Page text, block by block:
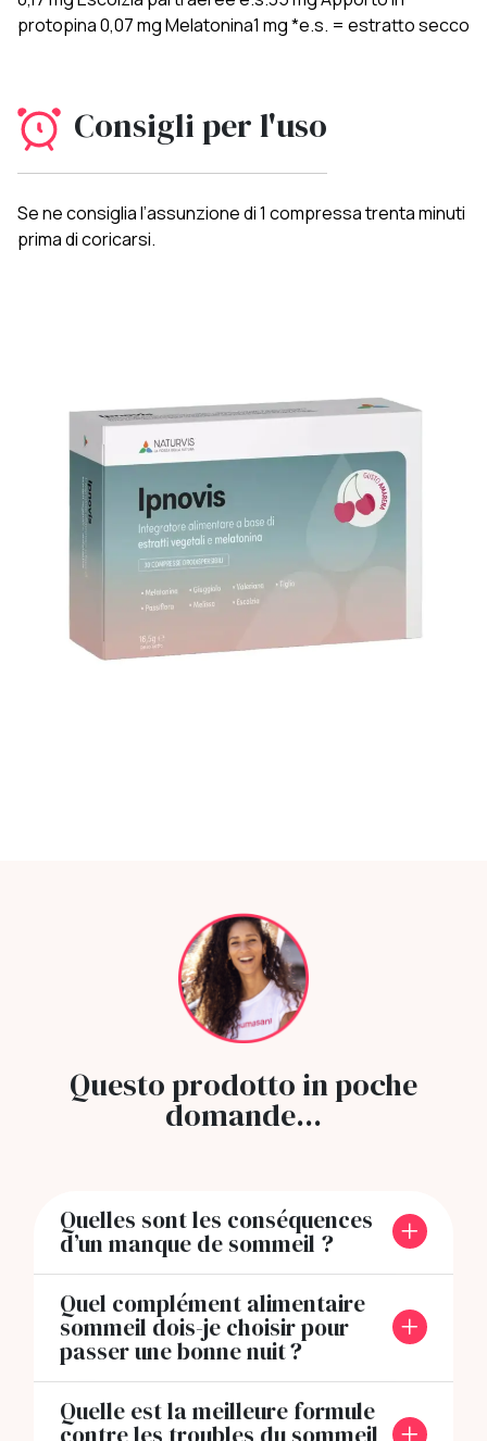
protopina 0,07 mg Melatonina1 mg *e.s. = estratto secco
Consigli per l'uso
Se ne consiglia l’assunzione di 1 compressa trenta minuti
prima di coricarsi.
Questo prodotto in poche
domande...
Quelles sont les conséquences
d’un manque de sommeil ?
Quel complément alimentaire
sommeil dois-je choisir pour
passer une bonne nuit ?
Quelle est la meilleure formule